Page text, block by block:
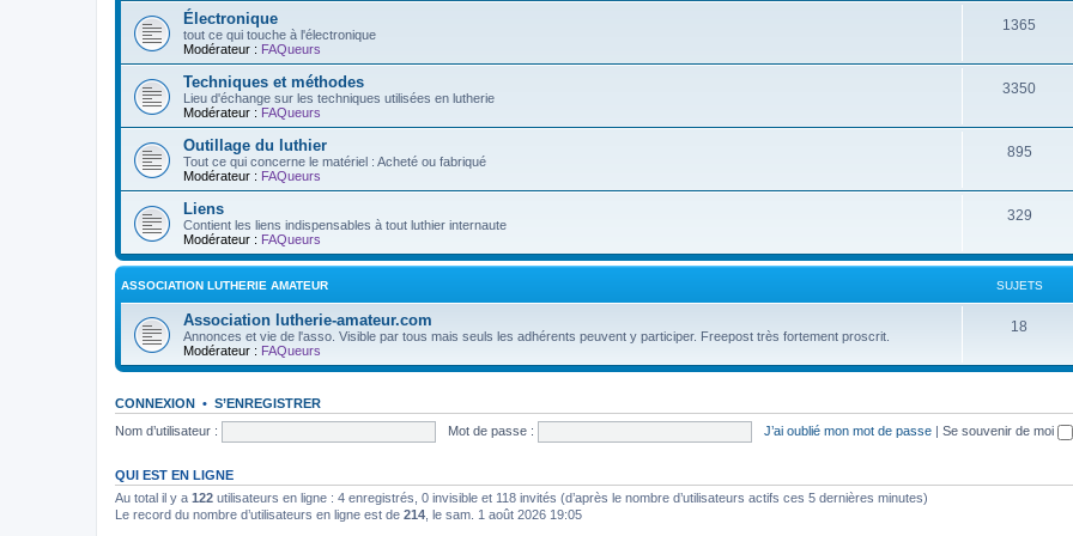
Électronique
tout ce qui touche à l'électronique
Modérateur : FAQueurs
1365
Techniques et méthodes
Lieu d'échange sur les techniques utilisées en lutherie
Modérateur : FAQueurs
3350
Outillage du luthier
Tout ce qui concerne le matériel : Acheté ou fabriqué
Modérateur : FAQueurs
895
Liens
Contient les liens indispensables à tout luthier internaute
Modérateur : FAQueurs
329
ASSOCIATION LUTHERIE AMATEUR SUJETS
Association lutherie-amateur.com
Annonces et vie de l'asso. Visible par tous mais seuls les adhérents peuvent y participer. Freepost très fortement proscrit.
Modérateur : FAQueurs
18
CONNEXION • S’ENREGISTRER
Nom d’utilisateur :
Mot de passe : J’ai oublié mon mot de passe | Se souvenir de moi
QUI EST EN LIGNE
Au total il y a 122 utilisateurs en ligne : 4 enregistrés, 0 invisible et 118 invités (d’après le nombre d’utilisateurs actifs ces 5 dernières minutes)
Le record du nombre d’utilisateurs en ligne est de 214 , le sam. 1 août 2026 19:05